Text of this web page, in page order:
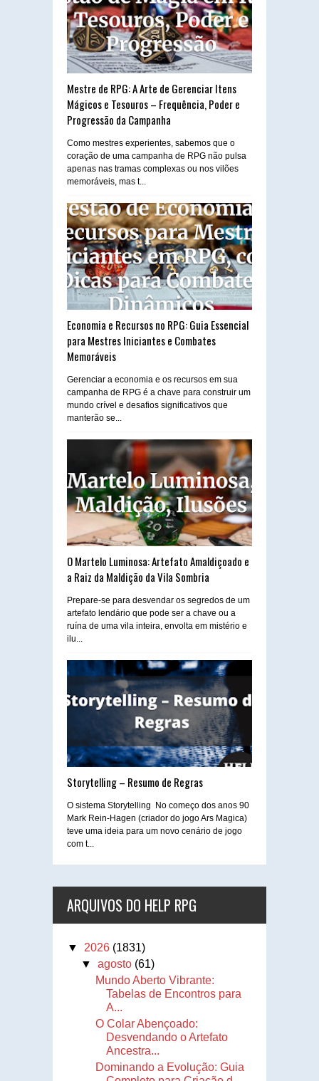
Mestre de RPG: A Arte de Gerenciar Itens
Mágicos e Tesouros – Frequência, Poder e
Progressão da Campanha
Como mestres experientes, sabemos que o
coração de uma campanha de RPG não pulsa
apenas nas tramas complexas ou nos vilões
memoráveis, mas t...
Economia e Recursos no RPG: Guia Essencial
para Mestres Iniciantes e Combates
Memoráveis
Gerenciar a economia e os recursos em sua
campanha de RPG é a chave para construir um
mundo crível e desafios significativos que
manterão se...
O Martelo Luminosa: Artefato Amaldiçoado e
a Raiz da Maldição da Vila Sombria
Prepare-se para desvendar os segredos de um
artefato lendário que pode ser a chave ou a
ruína de uma vila inteira, envolta em mistério e
ilu...
Storytelling – Resumo de Regras
O sistema Storytelling No começo dos anos 90
Mark Rein-Hagen (criador do jogo Ars Magica)
teve uma ideia para um novo cenário de jogo
com t...
ARQUIVOS DO HELP RPG
▼ 2026 (1831)
▼agosto (61)
Mundo Aberto Vibrante:
Tabelas de Encontros para
A...
O Colar Abençoado:
Desvendando o Artefato
Ancestra...
Dominando a Evolução: Guia